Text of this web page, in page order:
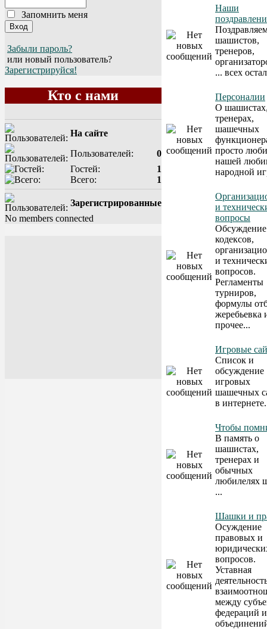
Запомнить меня
Забыли пароль?
или новый пользователь?
Зарегистрируйся!
Кто с нами
На сайте
Пользователей:
0
Гостей:
1
Всего:
1
Зарегистрированные
No members connected
Наши
шашистов,
тренеров,
... всех
Персоналии
О
тренерах,
шашечных
просто
нашей
народной
и
вопросы
Обсуждение
кодексов,
и
вопросов.
Регламенты
турниров,
формулы
жеребьевка
прочее...
Игровые
Список и
обсуждение
игровых
шашечных
в интернете.
Чтобы
В память о
шашистах,
тренерах и
обычных
любилелях
...
Шашки и
Осуждение
правовых и
вопросов.
Уставная
между
федераций и